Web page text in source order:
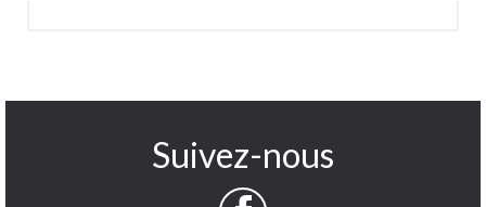
Suivez-nous